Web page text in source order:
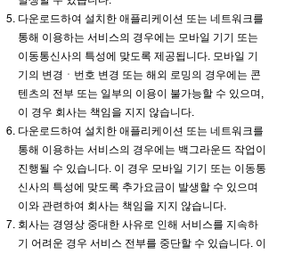
다운로드하여 설치한 애플리케이션 또는 네트워크를
통해 이용하는 서비스의 경우에는 모바일 기기 또는
이동통신사의 특성에 맞도록 제공됩니다. 모바일 기
기의 변경ㆍ번호 변경 또는 해외 로밍의 경우에는 콘
텐츠의 전부 또는 일부의 이용이 불가능할 수 있으며,
이 경우 회사는 책임을 지지 않습니다.
다운로드하여 설치한 애플리케이션 또는 네트워크를
통해 이용하는 서비스의 경우에는 백그라운드 작업이
진행될 수 있습니다. 이 경우 모바일 기기 또는 이동통
신사의 특성에 맞도록 추가요금이 발생할 수 있으며
이와 관련하여 회사는 책임을 지지 않습니다.
회사는 경영상 중대한 사유로 인해 서비스를 지속하
기 어려운 경우 서비스 전부를 중단할 수 있습니다. 이